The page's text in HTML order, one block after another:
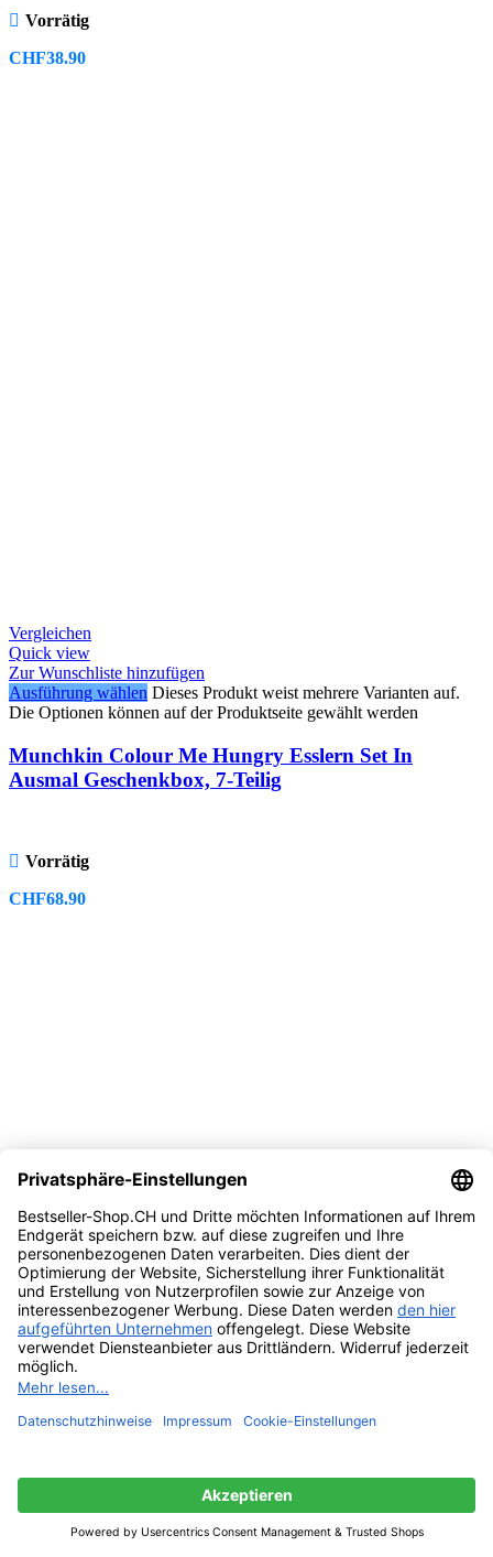
Vorrätig
CHF38.90
Vergleichen
Quick view
Zur Wunschliste hinzufügen
Ausführung wählen Dieses Produkt weist mehrere Varianten auf.
Die Optionen können auf der Produktseite gewählt werden
Munchkin Colour Me Hungry Esslern Set In
Ausmal Geschenkbox, 7-Teilig
Vorrätig
CHF68.90
-13%
Quick view
Zur Wunschliste hinzufügen